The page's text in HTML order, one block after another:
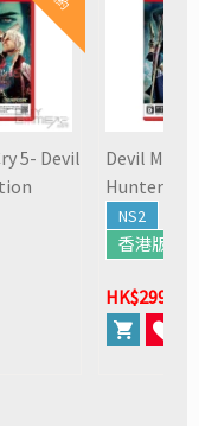
5- Devil
Devil May
Hunter
NS2
香港版
HK$299